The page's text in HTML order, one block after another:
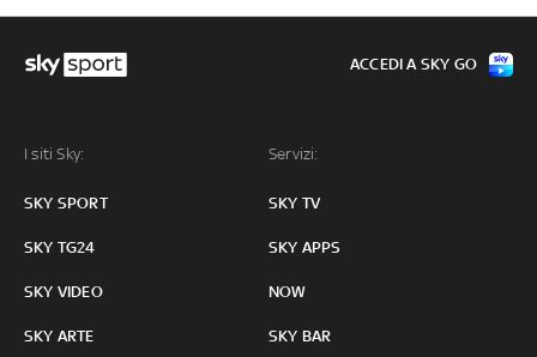
I siti Sky:
SKY SPORT
SKY TG24
SKY VIDEO
SKY ARTE
Servizi:
SKY TV
SKY APPS
NOW
SKY BAR
ACCEDI A SKY GO